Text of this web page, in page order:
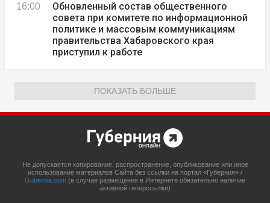
16:00
Обновленный состав общественного
совета при комитете по информационной
политике и массовым коммуникациям
правительства Хабаровского края
приступил к работе
ПОКАЗАТЬ БОЛЬШЕ
Не допускается копирование, распространение, опубликование или иное
использование материалов Сайта без ссылки на портал «Губерния» /
Gubernia.com (в случае размещения в Интернете обязательно наличие
активной гиперссылки)